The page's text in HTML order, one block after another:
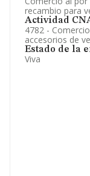
recambio para
Actividad
4782 -
accesorios de
Estado de la
Viva